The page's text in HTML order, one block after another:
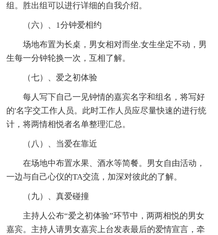
组。胜出组可以进行详细的自我介绍。
（六）、1分钟爱相约
场地布置为长桌，男女相对而坐.女生坐定不动，男
生每一分钟轮换一次，互相了解。
（七）、爱之初体验
每人写下自己一见钟情的嘉宾名字和组名，将写好
的'名字交工作人员。此时工作人员应尽量快速的进行统
计，将两情相悦者名单整理汇总。
（八）、当爱在靠近
在场地中布置水果、酒水等简餐。男女自由活动，
一边与自己心仪的TA交流，加深对彼此的了解。
（九）、真爱碰撞
主持人公布“爱之初体验”环节中，两两相悦的男女
嘉宾。主持人请男女嘉宾上台发表最后的爱情宣言，牵